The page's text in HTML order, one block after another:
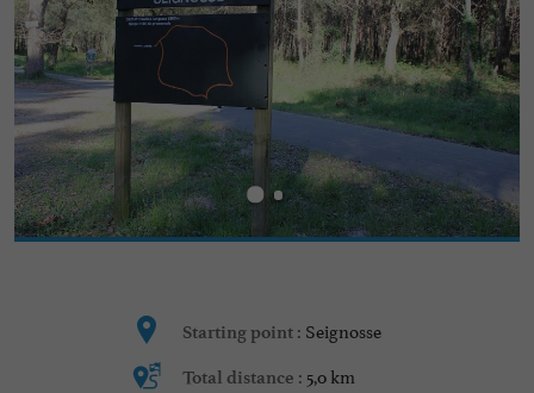
Starting point : Seignosse
Total distance : 5,0 km